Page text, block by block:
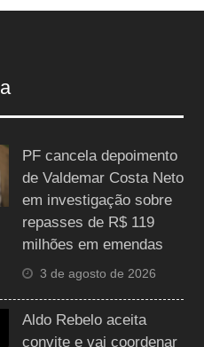
PF cancela depoimento
de Valdemar Costa Neto
em investigação sobre
repasses de R$ 119
milhões em emendas
3 de agosto de 2026
Aldo Rebelo aceita
convite e vai coordenar